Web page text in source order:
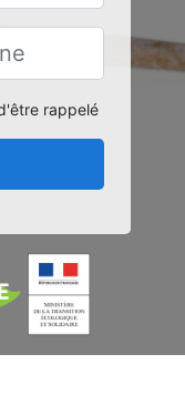
rappelé